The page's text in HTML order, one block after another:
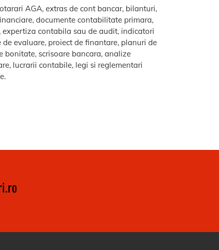
AGA, extras de cont bancar, bilanturi,
documente contabilitate primara,
contabila sau de audit, indicatori
evaluare, proiect de finantare, planuri de
bonitate, scrisoare bancara, analize
lucrarii contabile, legi si reglementari